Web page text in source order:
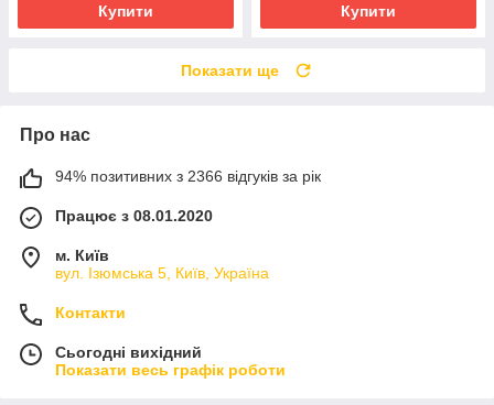
Купити Купити
Показати ще
Про нас
94% позитивних з 2366 відгуків за рік
Працює з 08.01.2020
м. Київ
вул. Ізюмська 5, Київ, Україна
Контакти
Сьогодні вихідний
Показати весь графік роботи